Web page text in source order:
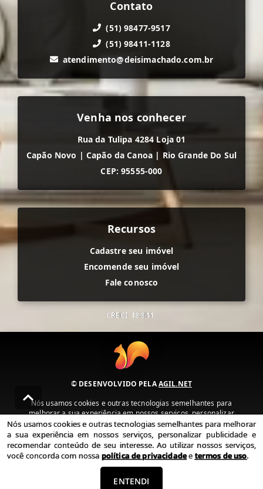
Contato
(51) 98477-9517
(51) 98411-1128
atendimento@deisimachado.com.br
Venha nos conhecer
Rua da Tulipa 4284 Loja 01
Capão Novo | Capão da Canoa | Rio Grande Do Sul
CEP: 95555-000
Recursos
Cadastre seu imóvel
Encomende seu imóvel
Fale conosco
CRECI 18.811
© DESENVOLVIDO PELAAGIL.NET
Nós usamos cookies e outras tecnologias semelhantes para
melhorar a sua experiência em nossos serviços, personalizar
publicidade e recomendar conteúdo de seu interesse. Ao utilizar
nossos serviços, você concorda com nossa política de privacidade e
termos de uso.
Política de Privacidade Termos de uso
Nós usamos cookies e outras tecnologias semelhantes para melhorar
a sua experiência em nossos serviços, personalizar publicidade e
recomendar conteúdo de seu interesse. Ao utilizar nossos serviços,
você concorda com nossa política de privacidadeetermos de uso.
ENTENDI